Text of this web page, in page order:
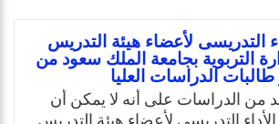
التدريسى لأعضاء هيئة التدريس
التربوية بجامعة الملك سعود من
الدراسات العليا
من الدراسات على أنه لا يمكن أن